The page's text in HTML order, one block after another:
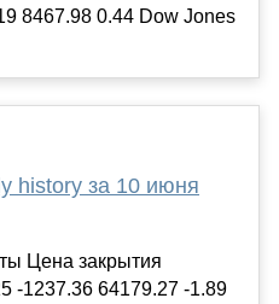
8467.98 0.44 Dow Jones
history за 10 июня
Цена закрытия
-1237.36 64179.27 -1.89